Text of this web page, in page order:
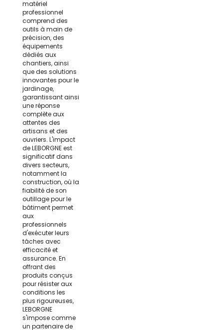
matériel
professionnel
comprend des
outils à main de
précision, des
équipements
dédiés aux
chantiers, ainsi
que des solutions
innovantes pour le
jardinage,
garantissant ainsi
une réponse
complète aux
attentes des
artisans et des
ouvriers. L'impact
de LEBORGNE est
significatif dans
divers secteurs,
notamment la
construction, où la
fiabilité de son
outillage pour le
bâtiment permet
aux
professionnels
d'exécuter leurs
tâches avec
efficacité et
assurance. En
offrant des
produits conçus
pour résister aux
conditions les
plus rigoureuses,
LEBORGNE
s'impose comme
un partenaire de